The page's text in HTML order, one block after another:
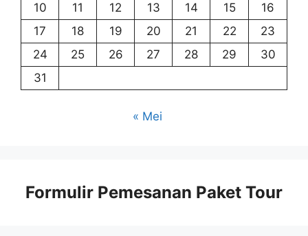
10
11 12 13 14 15
16
17
18 19 20 21 22
23
24
25 26 27 28 29
30
31
« Mei
Formulir Pemesanan Paket Tour